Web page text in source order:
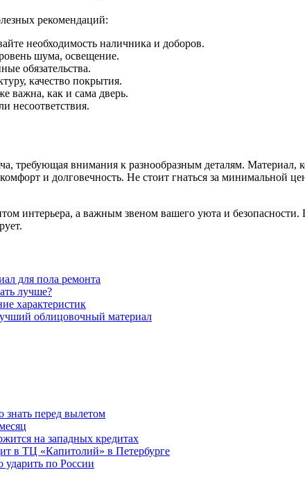
рекомендаций:
необходимость наличника и доборов.
шума, освещение.
обязательства.
качество покрытия.
важна, как и сама дверь.
несоответствия.
требующая внимания к разнообразным деталям. Материал,
и долговечность. Не стоит гнаться за
интерьера, а важным звеном вашего уюта и
для пола ремонта
лучше?
характеристик
облицовочный материал
перед вылетом
на западных кредитах
в ТЦ «Капитолий» в Петербурге
по России